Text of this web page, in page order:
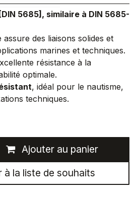
52
5685], similaire à DIN 5685-
des liaisons solides et
marines et techniques.
résistance à la
optimale.
, idéal pour le nautisme,
techniques.
Ajouter au panier
à la liste de souhaits